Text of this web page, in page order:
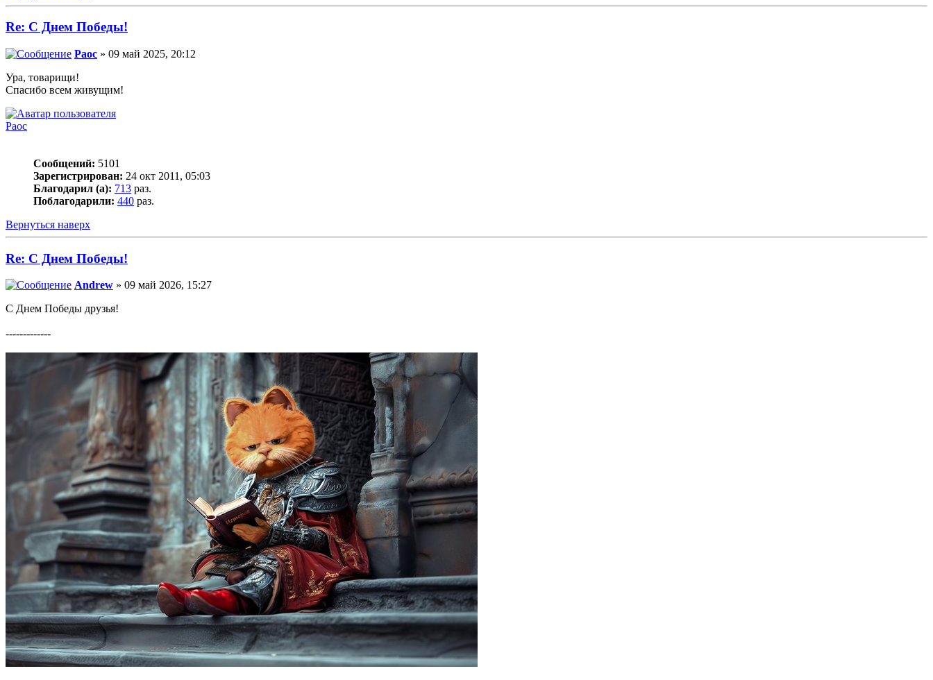
Re: С Днем Победы!
Раос » 09 май 2025, 20:12
Ура, товарищи!
Спасибо всем живущим!
Раос
Сообщений: 5101
Зарегистрирован: 24 окт 2011, 05:03
Благодарил (а): 713 раз.
Поблагодарили: 440 раз.
Вернуться наверх
Re: С Днем Победы!
Andrew » 09 май 2026, 15:27
С Днем Победы друзья!
-------------